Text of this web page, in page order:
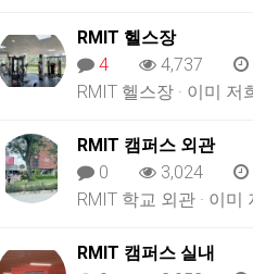
RMIT 헬스장
4
4,737
RMIT 헬스장 · 이미
RMIT 캠퍼스 외관
0
3,024
RMIT 학교 외관 · 이
RMIT 캠퍼스 실내